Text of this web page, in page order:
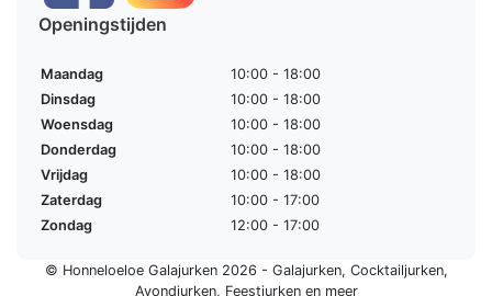
Openingstijden
Maandag
10:00 - 18:00
Dinsdag
10:00 - 18:00
Woensdag
10:00 - 18:00
Donderdag
10:00 - 18:00
Vrijdag
10:00 - 18:00
Zaterdag
10:00 - 17:00
Zondag
12:00 - 17:00
© Honneloeloe Galajurken 2026 - Galajurken, Cocktailjurken,
Avondjurken, Feestjurkenen meer